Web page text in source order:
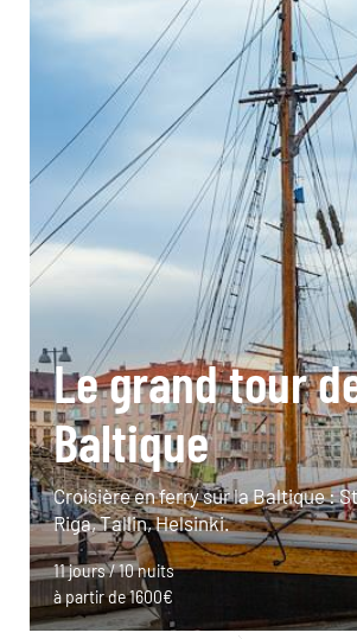
Le grand tour
Baltique
Croisière en ferry sur la Baltique :
Riga, Tallin, Helsinki.
11 jours / 10 nuits
à partir de 1600€